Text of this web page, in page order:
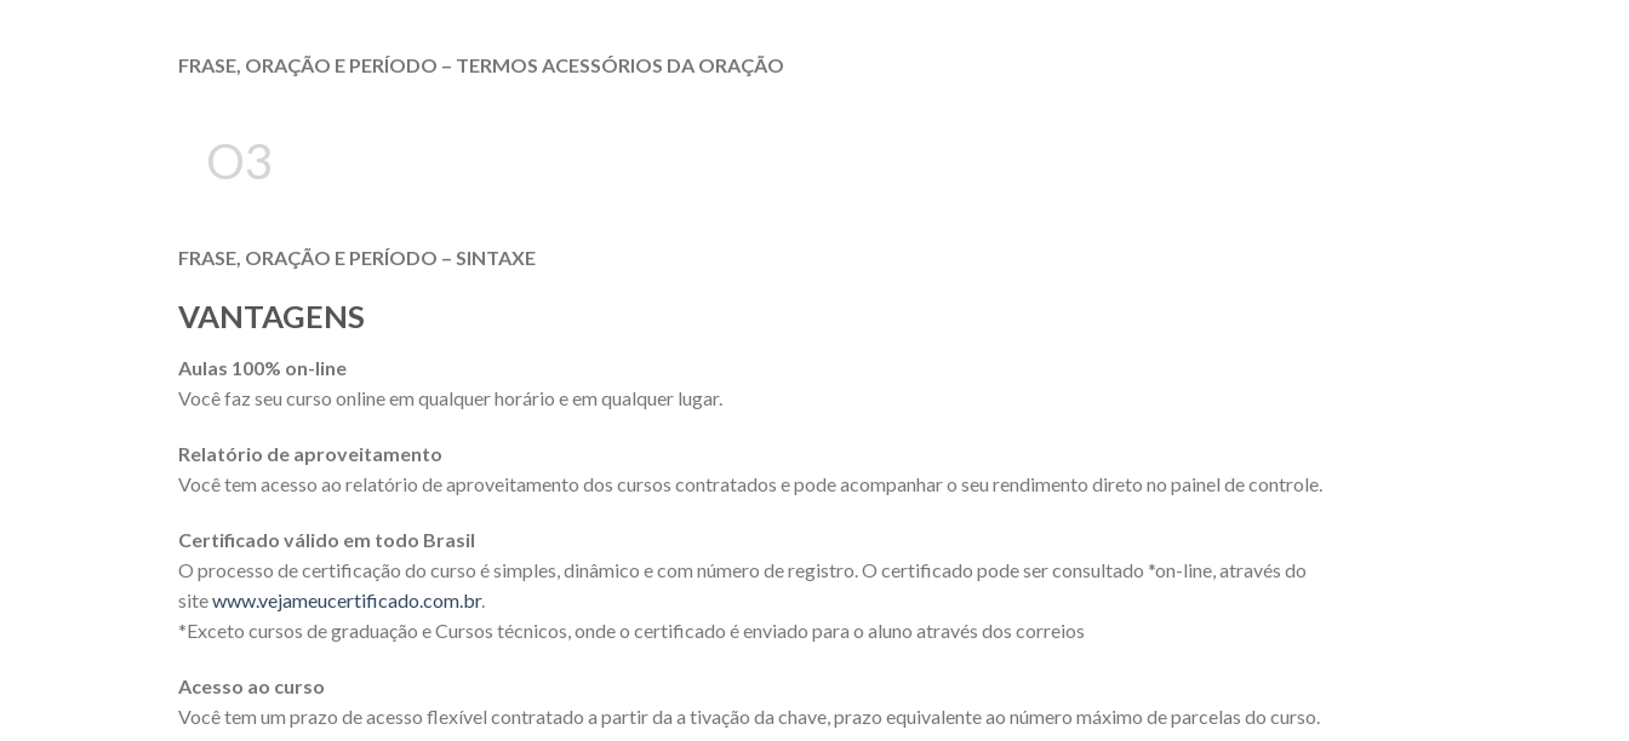
FRASE, ORAÇÃO E PERÍODO – TERMOS ACESSÓRIOS DA ORAÇÃO
O3
FRASE, ORAÇÃO E PERÍODO – SINTAXE
VANTAGENS
Aulas 100% on-line
Você faz seu curso online em qualquer horário e em qualquer lugar.
Relatório de aproveitamento
Você tem acesso ao relatório de aproveitamento dos cursos contratados e pode acompanhar o seu rendimento direto no painel de controle.
Certificado válido em todo Brasil
O processo de certificação do curso é simples, dinâmico e com número de registro. O certificado pode ser consultado *on-line, através do
sitewww.vejameucertificado.com.br.
*Exceto cursos de graduação e Cursos técnicos, onde o certificado é enviado para o aluno através dos correios
Acesso ao curso
Você tem um prazo de acesso flexível contratado a partir da a tivação da chave, prazo equivalente ao número máximo de parcelas do curso.